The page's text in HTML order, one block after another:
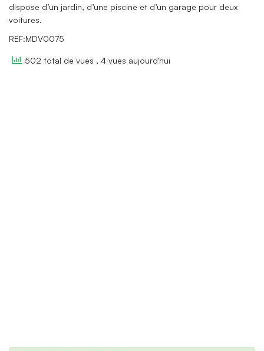
dispose d’un jardin, d’une piscine et d’un garage pour deux
voitures.
REF:MDV0075
502 total de vues , 4 vues aujourd'hui